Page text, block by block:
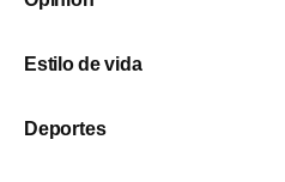
Estilo de vida
Deportes